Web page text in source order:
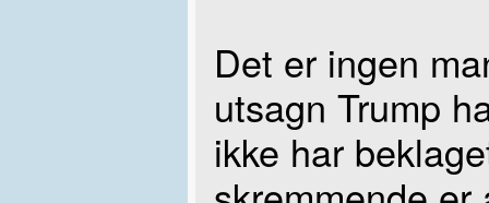
Det er ingen
utsagn Trump
ikke har